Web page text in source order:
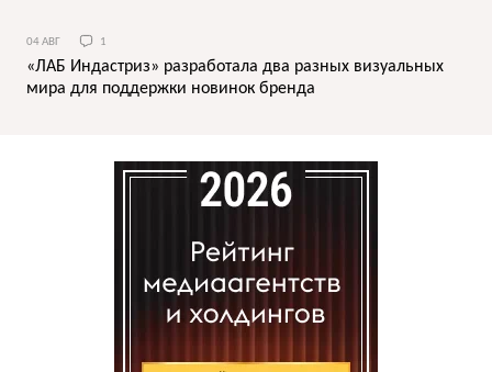
04 АВГ 1
«ЛАБ Индастриз» разработала два разных визуальных
мира для поддержки новинок бренда